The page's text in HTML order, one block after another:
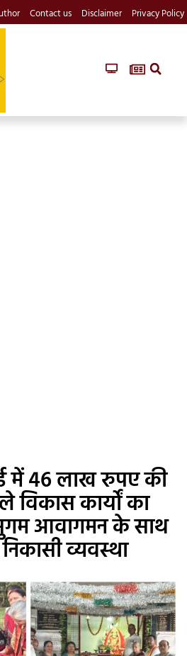
Contact us Disclaimer Privacy Policy
में 46 लाख रुपए की
विकास कार्यों का
आवागमन के साथ
व्यवस्था